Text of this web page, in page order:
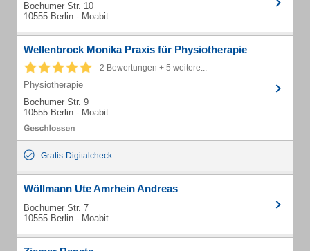
Bochumer Str. 10
10555 Berlin - Moabit
Wellenbrock Monika Praxis für Physiotherapie
2 Bewertungen + 5 weitere...
Physiotherapie
Bochumer Str. 9
10555 Berlin - Moabit
Gratis-Digitalcheck
Wöllmann Ute Amrhein Andreas
Bochumer Str. 7
10555 Berlin - Moabit